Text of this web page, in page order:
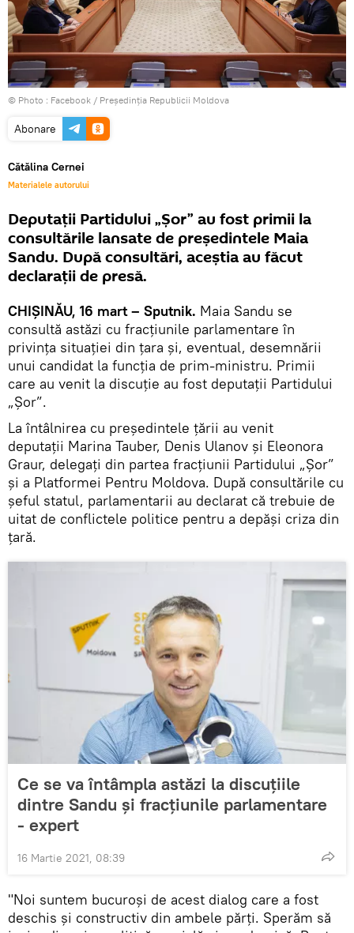
© Photo : Facebook / Președinția Republicii Moldova
Abonare
Cătălina Cernei
Materialele autorului
Deputații Partidului „Șor” au fost primii la
consultările lansate de președintele Maia
Sandu. După consultări, aceștia au făcut
declarații de presă.
CHIȘINĂU, 16 mart – Sputnik. Maia Sandu se
consultă astăzi cu fracțiunile parlamentare în
privința situației din țara și, eventual, desemnării
unui candidat la funcția de prim-ministru. Primii
care au venit la discuție au fost deputații Partidului
„Șor”.
La întâlnirea cu președintele țării au venit
deputații Marina Tauber, Denis Ulanov și Eleonora
Graur, delegați din partea fracțiunii Partidului „Șor”
și a Platformei Pentru Moldova. După consultările cu
șeful statul, parlamentarii au declarat că trebuie de
uitat de conflictele politice pentru a depăși criza din
țară.
Ce se va întâmpla astăzi la discuțiile
dintre Sandu și fracțiunile parlamentare
- expert
16 Martie 2021, 08:39
"Noi suntem bucuroși de acest dialog care a fost
deschis și constructiv din ambele părți. Sperăm să